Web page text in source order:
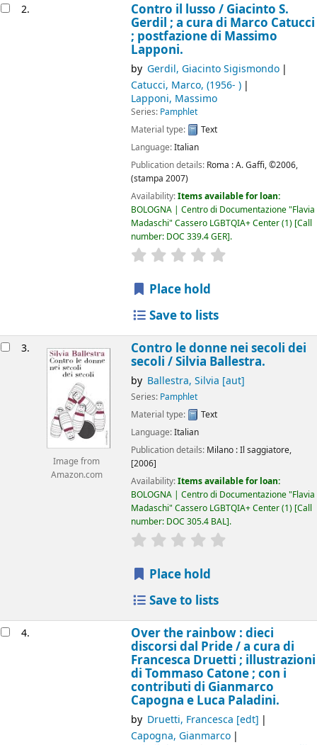
2. Contro il lusso / Giacinto S.
Gerdil ; a cura di Marco Catucci
; postfazione di Massimo
Lapponi.
by Gerdil, Giacinto Sigismondo
Catucci, Marco, (1956- )
Lapponi, Massimo
Series: Pamphlet
Material type:
Text
Language:Italian
Publication details: Roma :A. Gaffi,©2006,
(stampa 2007)
Availability:Items available for loan:
BOLOGNA | Centro di Documentazione "Flavia
Madaschi" Cassero LGBTQIA+ Center(1) Call
number: DOC 339.4 GER .
star rating
Place hold
Save to lists
3.
Image from
Amazon.com
Contro le donne nei secoli dei
secoli /Silvia Ballestra.
by Ballestra, Silvia [aut]
Series: Pamphlet
Material type:
Text
Language:Italian
Publication details: Milano :Il saggiatore,
[2006]
Availability:Items available for loan:
BOLOGNA | Centro di Documentazione "Flavia
Madaschi" Cassero LGBTQIA+ Center(1) Call
number: DOC 305.4 BAL .
star rating
Place hold
Save to lists
4. Over the rainbow : dieci
discorsi dal Pride /a cura di
Francesca Druetti ; illustrazioni
di Tommaso Catone ; con i
contributi di Gianmarco
Capogna e Luca Paladini.
by Druetti, Francesca [edt]
Capogna, Gianmarco